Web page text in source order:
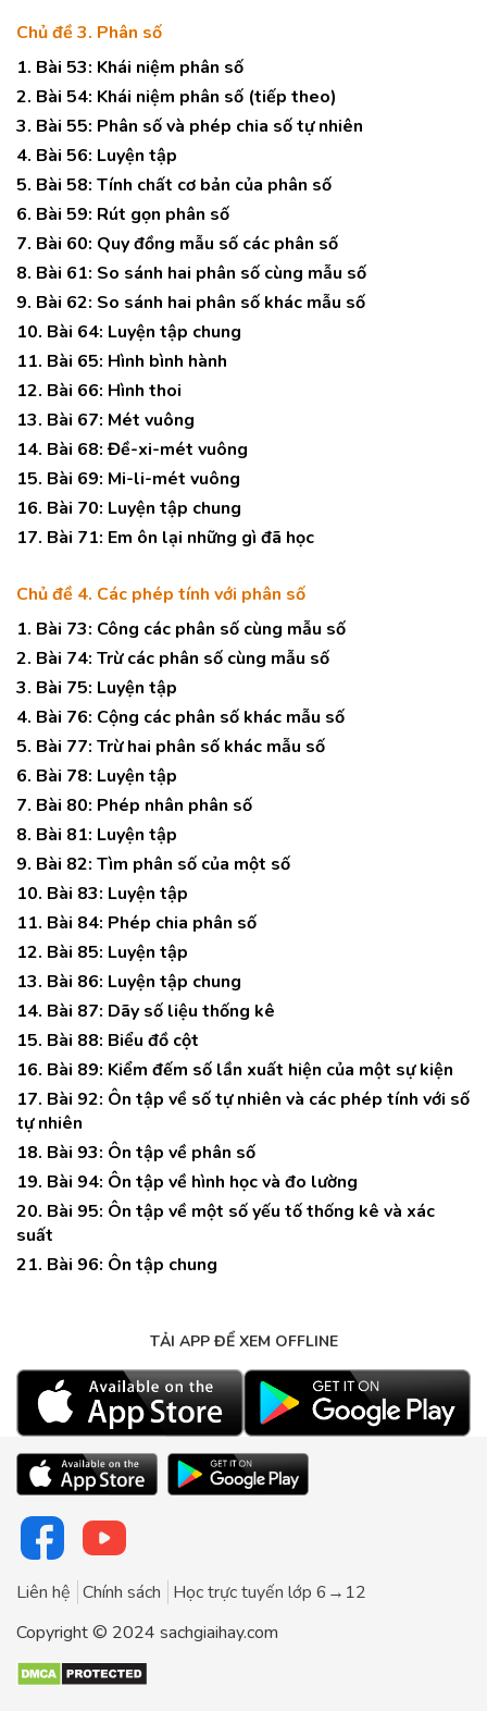
Chủ đề 3. Phân số
1. Bài 53: Khái niệm phân số
2. Bài 54: Khái niệm phân số (tiếp theo)
3. Bài 55: Phân số và phép chia số tự nhiên
4. Bài 56: Luyện tập
5. Bài 58: Tính chất cơ bản của phân số
6. Bài 59: Rút gọn phân số
7. Bài 60: Quy đồng mẫu số các phân số
8. Bài 61: So sánh hai phân số cùng mẫu số
9. Bài 62: So sánh hai phân số khác mẫu số
10. Bài 64: Luyện tập chung
11. Bài 65: Hình bình hành
12. Bài 66: Hình thoi
13. Bài 67: Mét vuông
14. Bài 68: Đề-xi-mét vuông
15. Bài 69: Mi-li-mét vuông
16. Bài 70: Luyện tập chung
17. Bài 71: Em ôn lại những gì đã học
Chủ đề 4. Các phép tính với phân số
1. Bài 73: Công các phân số cùng mẫu số
2. Bài 74: Trừ các phân số cùng mẫu số
3. Bài 75: Luyện tập
4. Bài 76: Cộng các phân số khác mẫu số
5. Bài 77: Trừ hai phân số khác mẫu số
6. Bài 78: Luyện tập
7. Bài 80: Phép nhân phân số
8. Bài 81: Luyện tập
9. Bài 82: Tìm phân số của một số
10. Bài 83: Luyện tập
11. Bài 84: Phép chia phân số
12. Bài 85: Luyện tập
13. Bài 86: Luyện tập chung
14. Bài 87: Dãy số liệu thống kê
15. Bài 88: Biểu đồ cột
16. Bài 89: Kiểm đếm số lần xuất hiện của một sự kiện
17. Bài 92: Ôn tập về số tự nhiên và các phép tính với số
tự nhiên
18. Bài 93: Ôn tập về phân số
19. Bài 94: Ôn tập về hình học và đo lường
20. Bài 95: Ôn tập về một số yếu tố thống kê và xác
suất
21. Bài 96: Ôn tập chung
TẢI APP ĐỂ XEM OFFLINE
Liên hệ Chính sách Học trực tuyến lớp 6→12
Copyright © 2024 sachgiaihay.com